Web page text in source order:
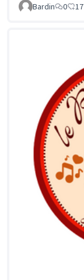
Bardin
0 17